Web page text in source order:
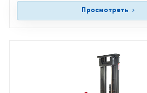
Просмотреть